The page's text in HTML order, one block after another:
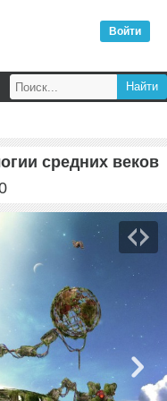
Войти
средних веков